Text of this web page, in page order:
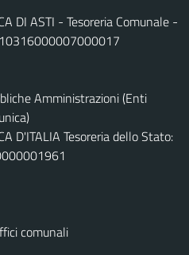
DI ASTI - Tesoreria Comunale -
Amministrazioni (Enti
D'ITALIA Tesoreria dello Stato:
comunali